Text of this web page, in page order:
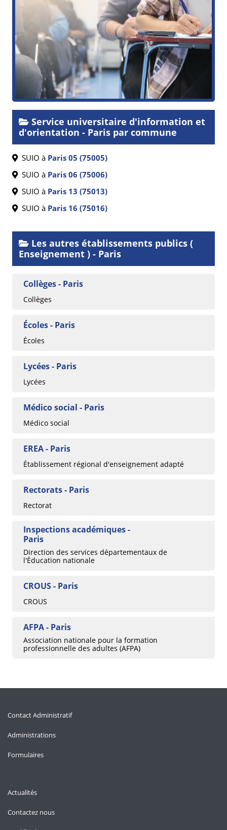
Service universitaire d'information et
d'orientation - Paris par commune
SUIO à Paris 05 (75005)
SUIO à Paris 06 (75006)
SUIO à Paris 13 (75013)
SUIO à Paris 16 (75016)
Les autres établissements publics (
Enseignement ) - Paris
Collèges - Paris
Collèges
Écoles - Paris
Écoles
Lycées - Paris
Lycées
Médico social - Paris
Médico social
EREA - Paris
Établissement régional d'enseignement adapté
Rectorats - Paris
Rectorat
Inspections académiques -
Paris
Direction des services départementaux de
l'Éducation nationale
CROUS - Paris
CROUS
AFPA - Paris
Association nationale pour la formation
professionnelle des adultes (AFPA)
Contact Administratif
Administrations
Formulaires
Actualités
Contactez nous